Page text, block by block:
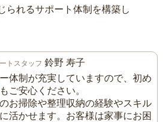
られるサポート体制を構築し
トスタッフ 鈴野 寿子
体制が充実していますので、初め
ご安心ください。
お掃除や整理収納の経験やスキル
活かせます。お客様は家事にお困